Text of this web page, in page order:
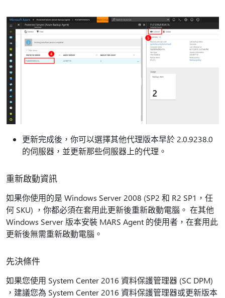
更新完成後，你可以選擇其他代理版本早於 2.0.9238.0
的伺服器，並更新那些伺服器上的代理。
重新啟動資訊
如果你使用的是 Windows Server 2008 (SP2 和 R2 SP1，任
何 SKU) ，你都必須在套用此更新後重新啟動電腦。 在其他
Windows Server 版本安裝 MARS Agent 的使用者，在套用此
更新後無需重新啟動電腦。
先決條件
如果您使用 System Center 2016 資料保護管理器 (SC DPM)
，建議您為 System Center 2016 資料保護管理器或更新版本